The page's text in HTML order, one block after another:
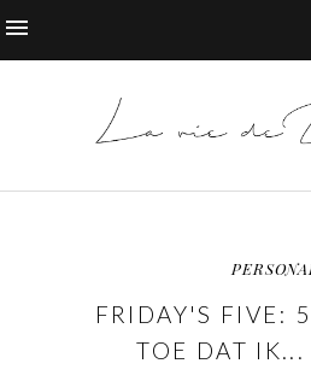
FRIDAY'S FIVE:
TOE DAT IK...